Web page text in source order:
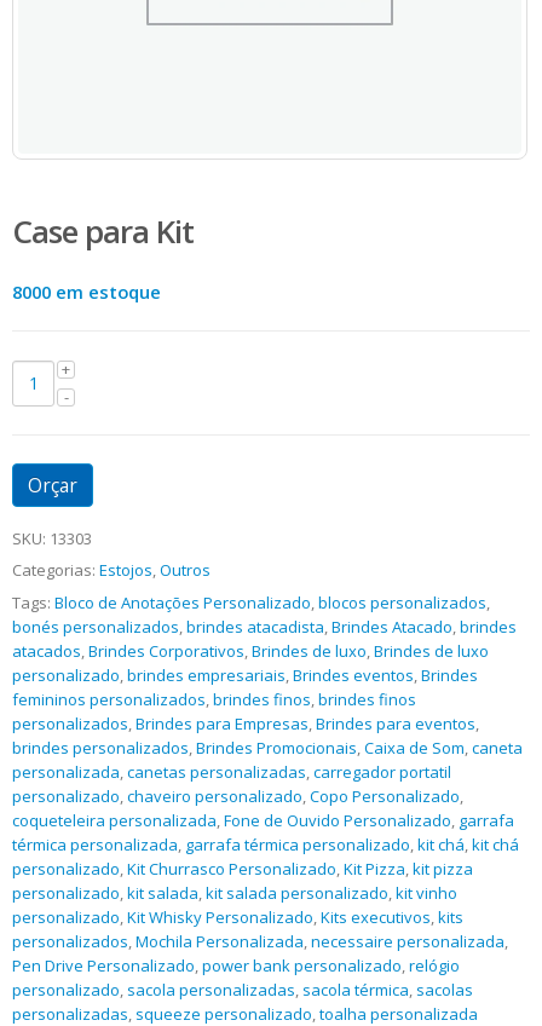
Case para Kit
8000 em estoque
Orçar
SKU: 13303
Categorias: Estojos,Outros
Tags: Bloco de Anotações Personalizado,blocos personalizados,
bonés personalizados,brindes atacadista,Brindes Atacado,brindes
atacados,Brindes Corporativos,Brindes de luxo,Brindes de luxo
personalizado,brindes empresariais,Brindes eventos,Brindes
femininos personalizados,brindes finos,brindes finos
personalizados,Brindes para Empresas,Brindes para eventos,
brindes personalizados,Brindes Promocionais,Caixa de Som,caneta
personalizada,canetas personalizadas,carregador portatil
personalizado,chaveiro personalizado,Copo Personalizado,
coqueteleira personalizada,Fone de Ouvido Personalizado, garrafa
térmica personalizada, garrafa térmica personalizado,kit chá,kit chá
personalizado,Kit Churrasco Personalizado,Kit Pizza,kit pizza
personalizado,kit salada,kit salada personalizado,kit vinho
personalizado,Kit Whisky Personalizado,Kits executivos,kits
personalizados,Mochila Personalizada,necessaire personalizada,
Pen Drive Personalizado,power bank personalizado,relógio
personalizado, sacola personalizadas, sacola térmica, sacolas
personalizadas, squeeze personalizado,toalha personalizada